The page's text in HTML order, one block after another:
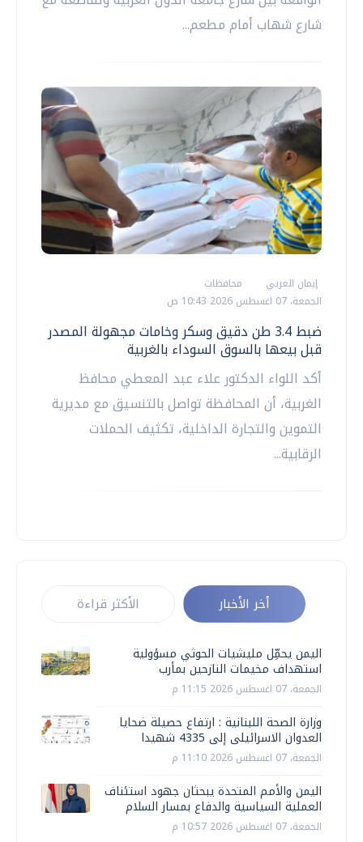
شارع شهاب أمام مطعم...
إيمان العربي
محافظات
الجمعة، 07 اغسطس 2026 10:43 ص
ضبط 3.4 طن دقيق وسكر وخامات مجهولة المصدر
قبل بيعها بالسوق السوداء بالغربية
أكد اللواء الدكتور علاء عبد المعطي محافظ
الغربية، أن المحافظة تواصل بالتنسيق مع مديرية
التموين والتجارة الداخلية، تكثيف الحملات
الرقابية...
أخر الأخبار الأكثر قراءة
اليمن يحمِّل مليشيات الحوثي مسؤولية
استهداف مخيمات النازحين بمأرب
الجمعة، 07 اغسطس 2026 11:15 م
وزارة الصحة اللبنانية : ارتفاع حصيلة ضحايا
العدوان الاسرائيلى إلى 4335 شهيدا
الجمعة، 07 اغسطس 2026 11:10 م
اليمن والأمم المتحدة يبحثان جهود استئناف
العملية السياسية والدفاع بمسار السلام
الجمعة، 07 اغسطس 2026 10:57 م